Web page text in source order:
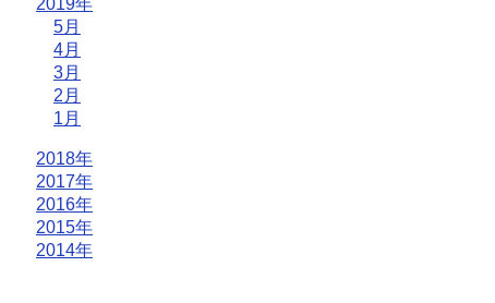
2019年
5月
4月
3月
2月
1月
2018年
2017年
2016年
2015年
2014年